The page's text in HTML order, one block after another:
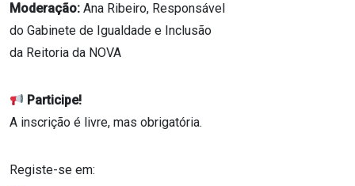
Moderação: Ana Ribeiro, Responsável
do Gabinete de Igualdade e Inclusão
da Reitoria da NOVA
Participe!
A inscrição é livre, mas obrigatória.
Registe-se em: